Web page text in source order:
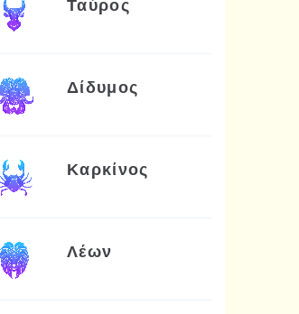
Ταύρος
Δίδυμος
Καρκίνος
Λέων